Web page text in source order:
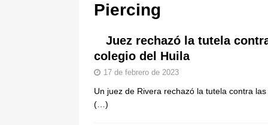
[ 6 de agosto de 2026 ]
una “desobediencia civil” desde el
[ 6 de agosto de 2026 ]
Espriella: tradición, simbolismo y
ÚLTIMO
Piercing
Juez rechazó la tutela
colegio del Huila
17 de febrero de 2023
Un juez de Rivera rechazó la tutela contra
(…)